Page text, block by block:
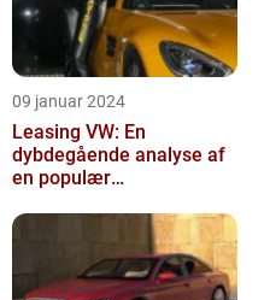
09 januar 2024
Leasing VW: En
dybdegående analyse af
en populær